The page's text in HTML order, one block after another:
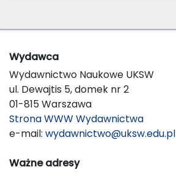
Wydawca
Wydawnictwo Naukowe UKSW
ul. Dewajtis 5, domek nr 2
01-815 Warszawa
Strona WWW Wydawnictwa
e-mail: wydawnictwo@uksw.edu.pl
Ważne adresy